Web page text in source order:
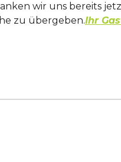
wir uns bereits
zu übergeben.Ihr